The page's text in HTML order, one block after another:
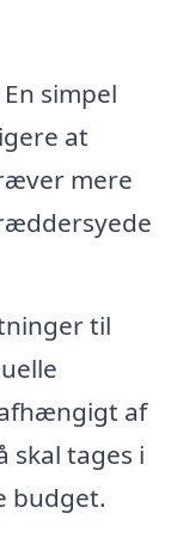
En simpel
at
mere
til
af
skal tages i
budget.